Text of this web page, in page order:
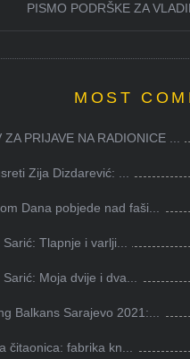
PISMO PODRŠKE ZA
MOST
ZA PRIJAVE NA RADIONICE ...
Zija Dizdarević: ...
Dana pobjede nad faši...
Tlapnje i varlji...
Moja dvije i dva...
Balkans Sarajevo 2021:...
čitaonica: fabrika kn...